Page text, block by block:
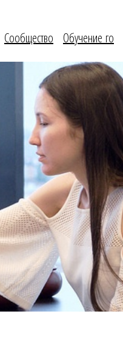
Сообщество Обучение го